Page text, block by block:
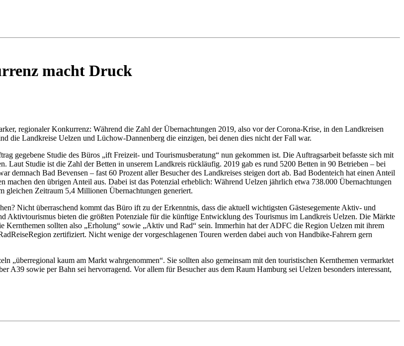
macht Druck
regionaler Konkurrenz: Während die Zahl der Übernachtungen 2019, also vor der Corona-Krise, in den Landkreisen
die Landkreise Uelzen und Lüchow-Dannenberg die einzigen, bei denen dies nicht der Fall war.
gegebene Studie des Büros „ift Freizeit- und Tourismusberatung“ nun gekommen ist. Die Auftragsarbeit befasste sich mit
Laut Studie ist die Zahl der Betten in unserem Landkreis rückläufig. 2019 gab es rund 5200 Betten in 90 Betrieben – bei
demnach Bad Bevensen – fast 60 Prozent aller Besucher des Landkreises steigen dort ab. Bad Bodenteich hat einen Anteil
den übrigen Anteil aus. Dabei ist das Potenzial erheblich: Während Uelzen jährlich etwa 738.000 Übernachtungen
gleichen Zeitraum 5,4 Millionen Übernachtungen generiert.
Nicht überraschend kommt das Büro ift zu der Erkenntnis, dass die aktuell wichtigsten Gästesegemente Aktiv- und
Aktivtourismus bieten die größten Potenziale für die künftige Entwicklung des Tourismus im Landkreis Uelzen. Die Märkte
Kernthemen sollten also „Erholung“ sowie „Aktiv und Rad“ sein. Immerhin hat der ADFC die Region Uelzen mit ihrem
zertifiziert. Nicht wenige der vorgeschlagenen Touren werden dabei auch von Handbike-Fahrern gern
„überregional kaum am Markt wahrgenommen“. Sie sollten also gemeinsam mit den touristischen Kernthemen vermarktet
A39 sowie per Bahn sei hervorragend. Vor allem für Besucher aus dem Raum Hamburg sei Uelzen besonders interessant,